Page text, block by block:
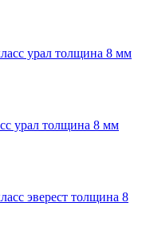
урал толщина 8 мм